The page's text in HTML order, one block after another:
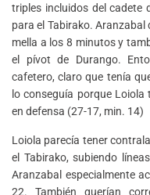
triples incluidos del cadete
para el Tabirako. Aranzabal
mella a los 8 minutos y
el pívot de Durango.
cafetero, claro que tenía
lo conseguía porque
en defensa (27-17, min. 14)
Loiola parecía tener
el Tabirako, subiendo
Aranzabal especialmente
22. También querían